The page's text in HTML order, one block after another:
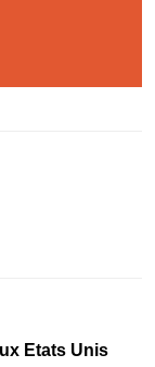
Etats Unis